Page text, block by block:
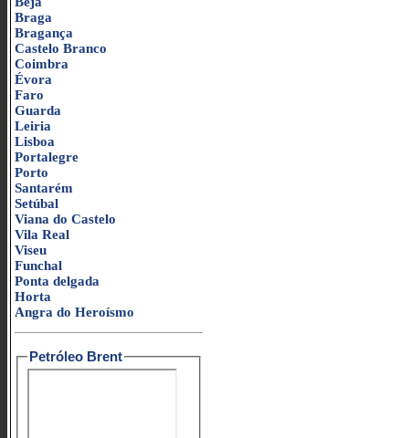
Braga
Bragança
Castelo Branco
Coimbra
Évora
Faro
Guarda
Leiria
Lisboa
Portalegre
Porto
Santarém
Setúbal
Viana do Castelo
Vila Real
Viseu
Funchal
Ponta delgada
Horta
Angra do Heroísmo
Petróleo Brent